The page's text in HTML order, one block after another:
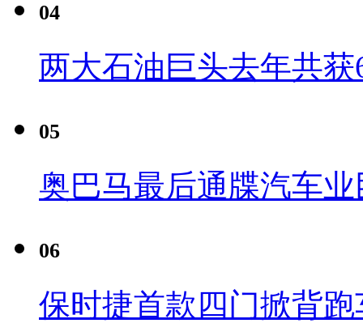
04
两大石油巨头去年共获
05
奥巴马最后通牒汽车业
06
保时捷首款四门掀背跑